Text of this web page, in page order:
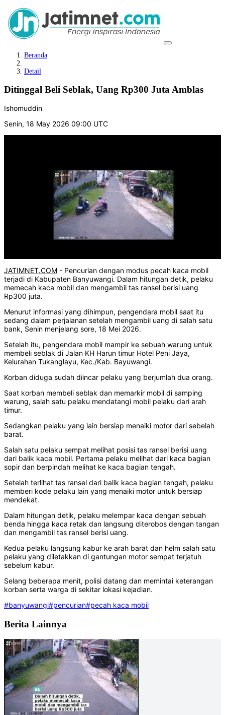
Beranda
Detail
Ditinggal Beli Seblak, Uang Rp300 Juta Amblas
Ishomuddin
Senin, 18 May 2026 09:00 UTC
JATIMNET.COM - Pencurian dengan modus pecah kaca mobil
terjadi di Kabupaten Banyuwangi. Dalam hitungan detik, pelaku
memecah kaca mobil dan mengambil tas ransel berisi uang
Rp300 juta.
Menurut informasi yang dihimpun, pengendara mobil saat itu
sedang dalam perjalanan setelah mengambil uang di salah satu
bank, Senin menjelang sore, 18 Mei 2026.
Setelah itu, pengendara mobil mampir ke sebuah warung untuk
membeli seblak di Jalan KH Harun timur Hotel Peni Jaya,
Kelurahan Tukanglayu, Kec./Kab. Bayuwangi.
Korban diduga sudah diincar pelaku yang berjumlah dua orang.
Saat korban membeli seblak dan memarkir mobil di samping
warung, salah satu pelaku mendatangi mobil pelaku dari arah
timur.
Sedangkan pelaku yang lain bersiap menaiki motor dari sebelah
barat.
Salah satu pelaku sempat melihat posisi tas ransel berisi uang
dari balik kaca mobil. Pertama pelaku melihat dari kaca bagian
sopir dan berpindah melihat ke kaca bagian tengah.
Setelah terlihat tas ransel dari balik kaca bagian tengah, pelaku
memberi kode pelaku lain yang menaiki motor untuk bersiap
mendekat.
Dalam hitungan detik, pelaku melempar kaca dengan sebuah
benda hingga kaca retak dan langsung diterobos dengan tangan
dan mengambil tas ransel berisi uang.
Kedua pelaku langsung kabur ke arah barat dan helm salah satu
pelaku yang diletakkan di gantungan motor sempat terjatuh
sebelum kabur.
Selang beberapa menit, polisi datang dan memintai keterangan
korban serta warga di sekitar lokasi kejadian.
#banyuwangi#pencurian#pecah kaca mobil
Berita Lainnya